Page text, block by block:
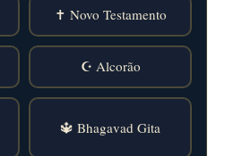
✝️ Novo Testamento
☪️ Alcorão
🔱 Bhagavad Gita